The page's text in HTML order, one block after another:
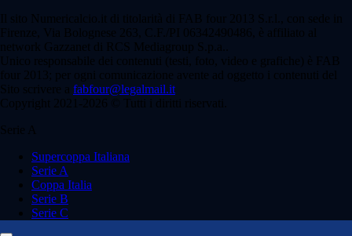
Il sito Numericalcio.it di titolarità di FAB four 2013 S.r.l., con sede in
Firenze, Via Bolognese 263, C.F./PI 06342490486, è affiliato al
network Gazzanet di RCS Mediagroup S.p.a..
Unico responsabile dei contenuti (testi, foto, video e grafiche) è FAB
four 2013; per ogni comunicazione avente ad oggetto i contenuti del
Sito scrivere a fabfour@legalmail.it
Copyright 2021-2026 © Tutti i diritti riservati.
Serie A
Supercoppa Italiana
Serie A
Coppa Italia
Serie B
Serie C